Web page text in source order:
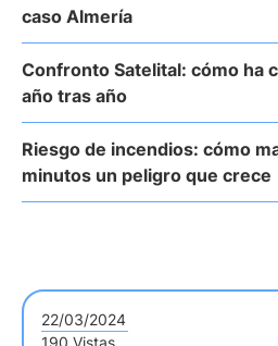
caso Almería
Confronto Satelital: cómo ha
año tras año
Riesgo de incendios: cómo
minutos un peligro que crece
22/03/2024
190 Vistas